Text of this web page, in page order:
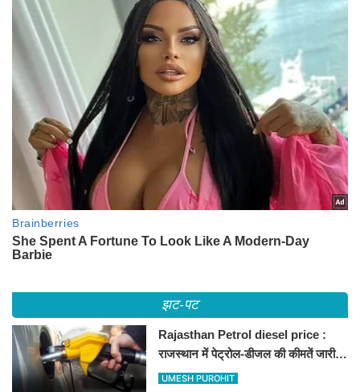
झट-पट
Rajasthan Petrol diesel price :
राजस्थान में पेट्रोल-डीजल की कीमतें जारी,
जानिए बीकानेर समेत पुरे प्रदेश में नए रेट
UMESH PUROHIT